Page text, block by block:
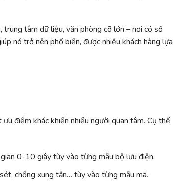
tâm dữ liệu, văn phòng cỡ lớn – nơi có số
nó trở nên phổ biến, được nhiều khách hàng lựa
điểm khác khiến nhiều người quan tâm. Cụ thể
0-10 giây tùy vào từng mẫu bộ lưu điện.
chống xung tần… tùy vào từng mẫu mã.